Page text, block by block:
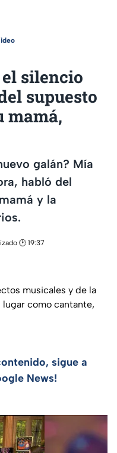
silencio
supuesto
mamá,
galán? Mía
habló del
y la
🕑 19:37
musicales y de la
lugar como cantante,
sigue a
News!